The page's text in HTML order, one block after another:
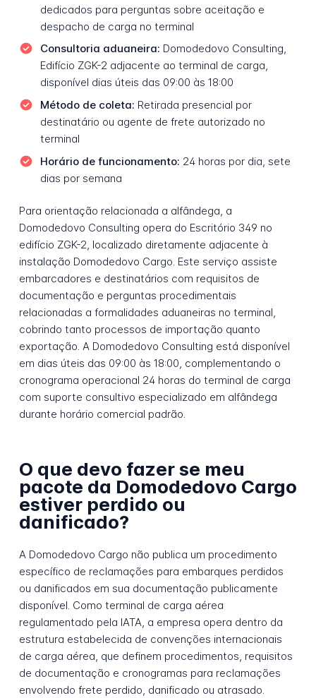
dedicados para perguntas sobre aceitação e
despacho de carga no terminal
Consultoria aduaneira: Domodedovo Consulting,
Edifício ZGK-2 adjacente ao terminal de carga,
disponível dias úteis das 09:00 às 18:00
Método de coleta: Retirada presencial por
destinatário ou agente de frete autorizado no
terminal
Horário de funcionamento: 24 horas por dia, sete
dias por semana
Para orientação relacionada a alfândega, a
Domodedovo Consulting opera do Escritório 349 no
edifício ZGK-2, localizado diretamente adjacente à
instalação Domodedovo Cargo. Este serviço assiste
embarcadores e destinatários com requisitos de
documentação e perguntas procedimentais
relacionadas a formalidades aduaneiras no terminal,
cobrindo tanto processos de importação quanto
exportação. A Domodedovo Consulting está disponível
em dias úteis das 09:00 às 18:00, complementando o
cronograma operacional 24 horas do terminal de carga
com suporte consultivo especializado em alfândega
durante horário comercial padrão.
O que devo fazer se meu
pacote da Domodedovo Cargo
estiver perdido ou
danificado?
A Domodedovo Cargo não publica um procedimento
específico de reclamações para embarques perdidos
ou danificados em sua documentação publicamente
disponível. Como terminal de carga aérea
regulamentado pela IATA, a empresa opera dentro da
estrutura estabelecida de convenções internacionais
de carga aérea, que definem procedimentos, requisitos
de documentação e cronogramas para reclamações
envolvendo frete perdido, danificado ou atrasado.